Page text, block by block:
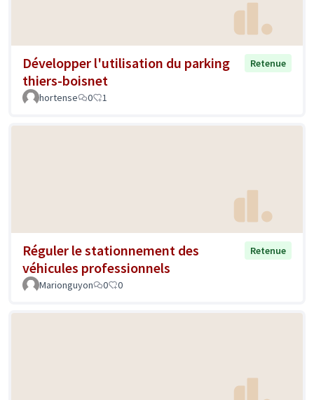
Développer l'utilisation du parking
thiers-boisnet
Retenue
hortense 0 1
Réguler le stationnement des
véhicules professionnels
Retenue
Marionguyon 0 0